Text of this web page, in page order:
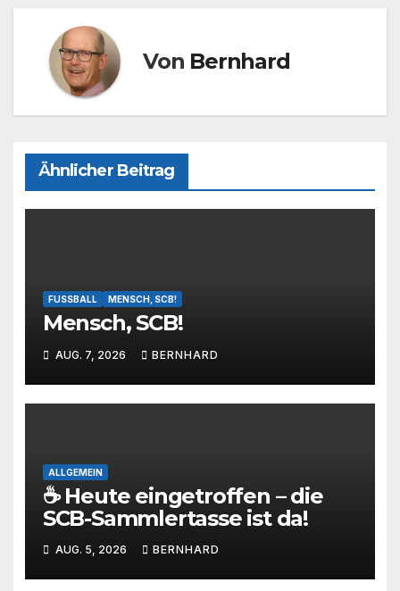
Von Bernhard
Ähnlicher Beitrag
FUSSBALL MENSCH, SCB!
Mensch, SCB!
AUG. 7, 2026 BERNHARD
ALLGEMEIN
☕ Heute eingetroffen – die
SCB-Sammlertasse ist da!
AUG. 5, 2026 BERNHARD